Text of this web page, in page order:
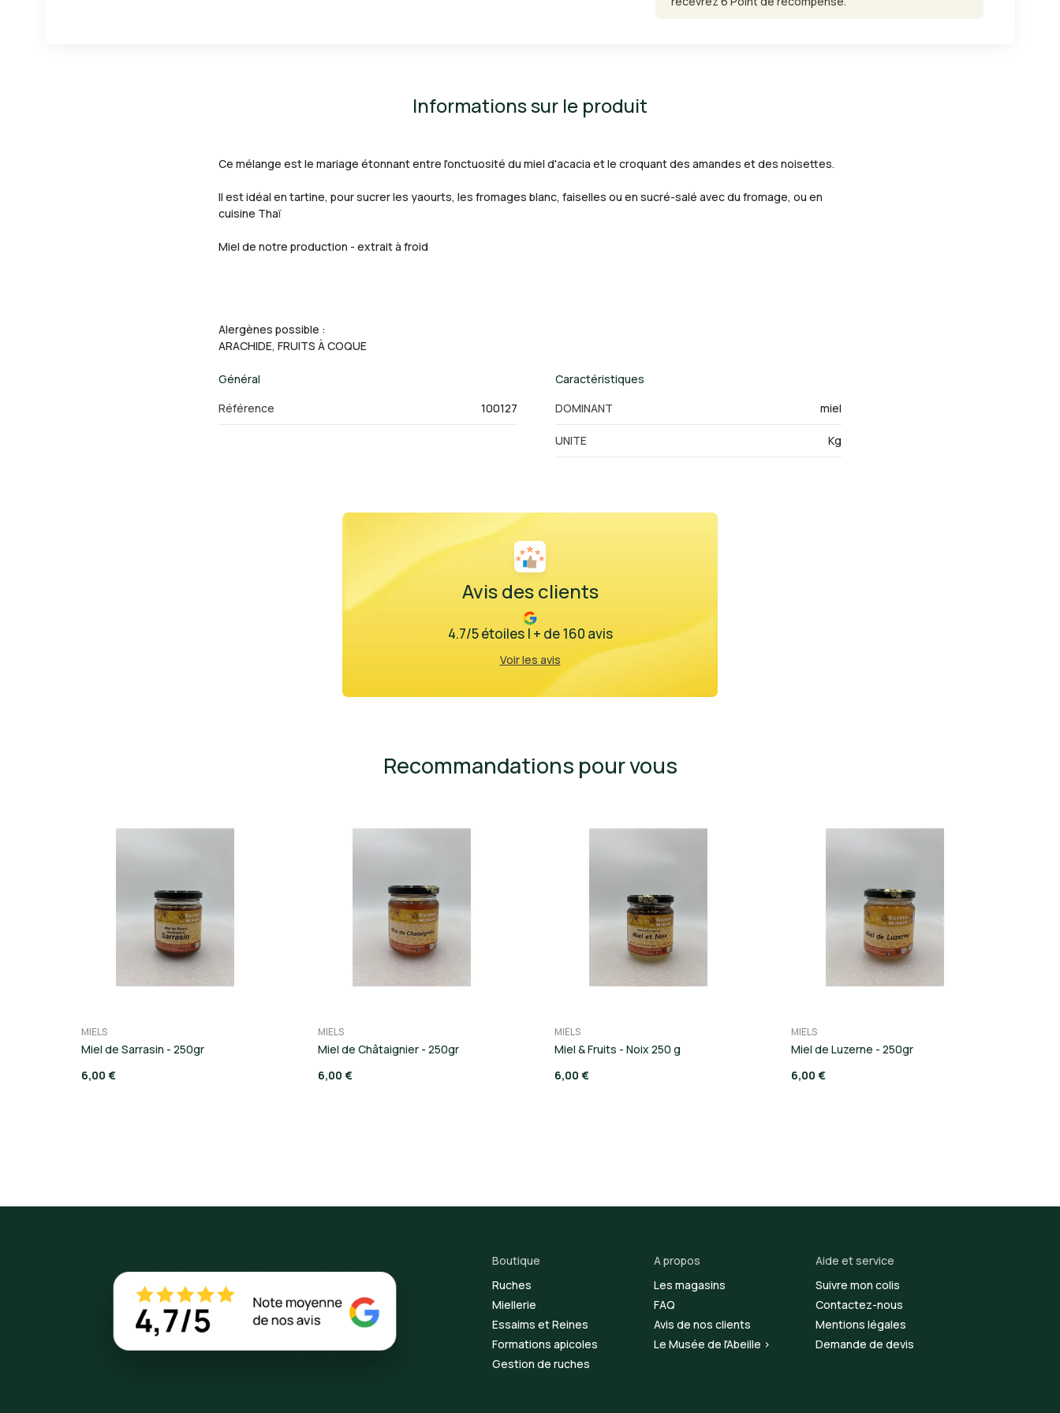
Informations sur le produit
Ce mélange est le mariage étonnant entre l'onctuosité du miel d'acacia et le croquant des amandes et des noisettes.
Il est idéal en tartine, pour sucrer les yaourts, les fromages blanc, faiselles ou en sucré-salé avec du fromage, ou en
cuisine Thaï
Miel de notre production - extrait à froid
Alergènes possible :
ARACHIDE, FRUITS À COQUE
Général
Référence
100127
Caractéristiques
DOMINANT
miel
UNITE Kg
Avis des clients
4.7/5 étoiles | + de 160 avis
Voir les avis
Recommandations pour vous
MIELS
Miel de Sarrasin - 250gr
6,00 €
MIELS
Miel de Châtaignier - 250gr
6,00 €
MIELS
Miel & Fruits - Noix 250 g
6,00 €
MIELS
Miel de Luzerne - 250gr
6,00 €
Boutique
Ruches
Miellerie
Essaims et Reines
Formations apicoles
Gestion de ruches
A propos
Les magasins
FAQ
Avis de nos clients
Le Musée de l'Abeille >
Aide et service
Suivre mon colis
Contactez-nous
Mentions légales
Demande de devis